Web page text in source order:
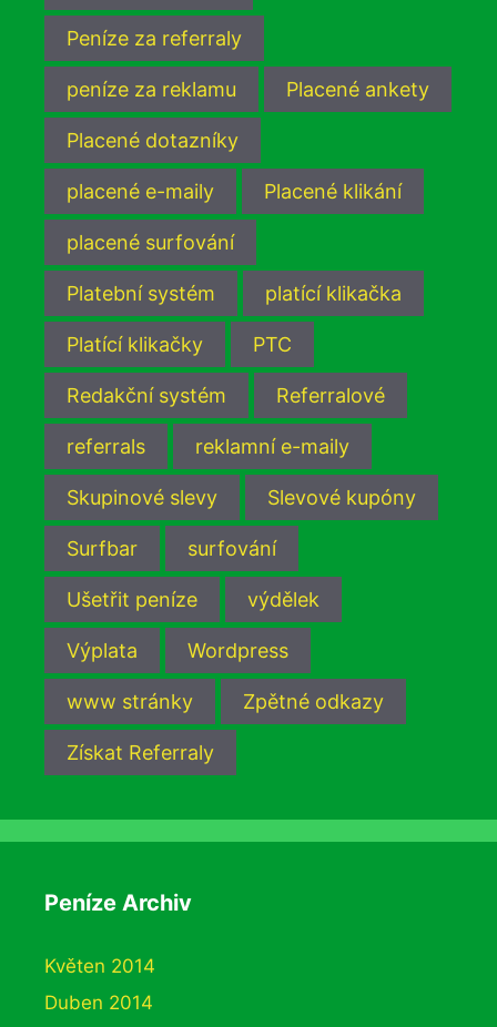
Peníze za referraly
peníze za reklamu Placené ankety
Placené dotazníky
placené e-maily Placené klikání
placené surfování
Platební systém platící klikačka
Platící klikačky PTC
Redakční systém Referralové
referrals reklamní e-maily
Skupinové slevy Slevové kupóny
Surfbar surfování
Ušetřit peníze výdělek
Výplata Wordpress
www stránky Zpětné odkazy
Získat Referraly
Peníze Archiv
Květen 2014
Duben 2014